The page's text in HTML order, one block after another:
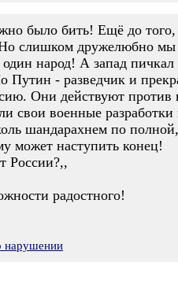
было бить! Ещё до
слишком дружелюбно
народ! А запад
- разведчик и
Они действуют
военные
шандарахнем по
может наступить конец!
России?,,
радостного!
нарушении